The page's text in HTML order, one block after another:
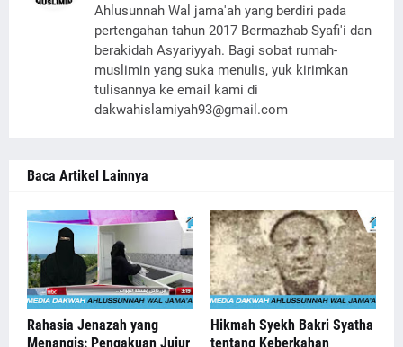
Ahlusunnah Wal jama'ah yang berdiri pada
pertengahan tahun 2017 Bermazhab Syafi'i dan
berakidah Asyariyyah. Bagi sobat rumah-
muslimin yang suka menulis, yuk kirimkan
tulisannya ke email kami di
dakwahislamiyah93@gmail.com
Baca Artikel Lainnya
Rahasia Jenazah yang
Menangis: Pengakuan Jujur
Hikmah Syekh Bakri Syatha
tentang Keberkahan